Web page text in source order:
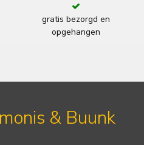
gratis bezorgd en
opgehangen
& Buunk